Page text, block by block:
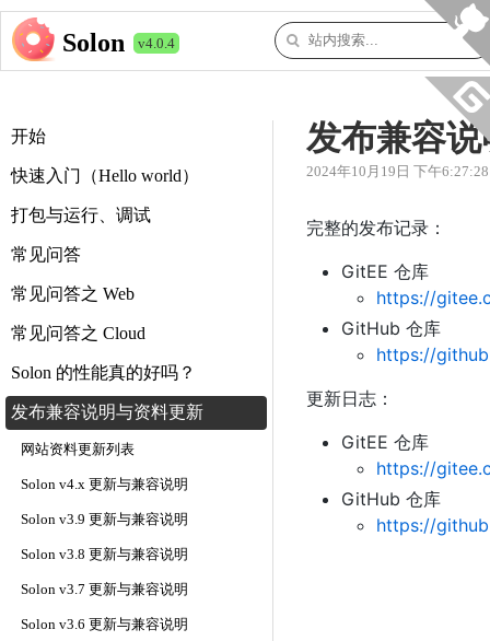
Solon v4.0.4
开始
快速入门（Hello world）
打包与运行、调试
常见问答
常见问答之 Web
常见问答之 Cloud
Solon 的性能真的好吗？
发布兼容说明与资料更新
网站资料更新列表
Solon v4.x 更新与兼容说明
Solon v3.9 更新与兼容说明
Solon v3.8 更新与兼容说明
Solon v3.7 更新与兼容说明
Solon v3.6 更新与兼容说明
发布兼容
2024年10月19日 下午6:27:28
完整的发布记录：
GitEE 仓库
https://
GitHub 仓库
https://
更新日志：
GitEE 仓库
https://
GitHub 仓库
https://